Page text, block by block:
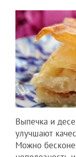
Выпечка и
улучшают
Можно